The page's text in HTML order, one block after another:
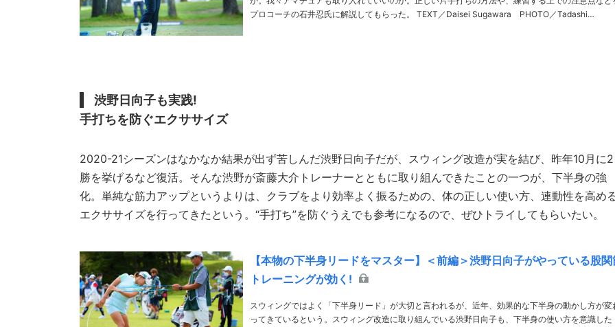
プロコーチの石井忍氏に解説してもらった。 TEXT／Daisei Sugawara PHOTO／Tadashi
渋野日向子も実践!
手打ちを防ぐエクササイズ
2020-21シーズンはなかなか結果が出ず苦しんだ渋野日向子だが、スウィング改造が実を結び、昨年10月に2
勝を挙げるなど復活。そんな渋野が斎藤大介トレーナーとともに取り組んできたことの一つが、下半身の強
化。単純な筋力アップというよりは、クラブをより効率よく振るための、体の正しい使い方、連動性を高め
エクササイズを行ってきたという。“手打ち”を防ぐうえでも参考になるので、ぜひトライしてもらいたい。
【本物の下半身リードをマスター】＜前編＞渋野日向子がやっている股関
トレーニングが効く!
スウィングではよく「下半身リード」が大切と言われるが、近年、効果的な下半身の動かし方が変
ってきているという。スウィング改造に取り組んでいる渋野日向子も、下半身の使い方を意識した